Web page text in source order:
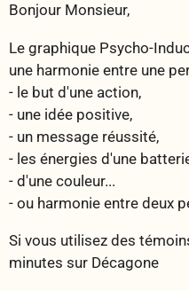
Bonjour Monsieur,
Le graphique Psycho-
une harmonie entre une
- le but d'une action,
- une idée positive,
- un message réussité,
- les énergies d'une
- d'une couleur...
- ou harmonie entre deux
Si vous utilisez des
minutes sur Décagone